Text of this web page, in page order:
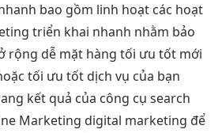
bao gồm linh hoạt các hoạt
triển khai nhanh nhằm bảo
rộng dễ mặt hàng tối ưu tốt mới
tối ưu tốt dịch vụ của bạn
kết quả của công cụ search
Marketing digital marketing để